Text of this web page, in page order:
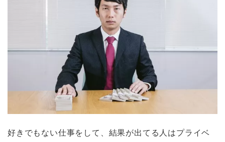
好きでもない仕事をして、結果が出てる人はプライベ